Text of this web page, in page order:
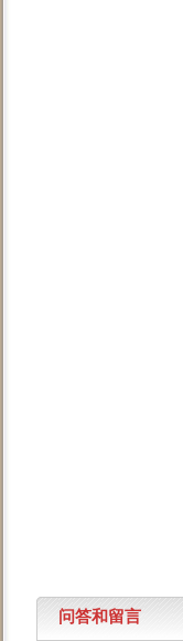
问答和留言